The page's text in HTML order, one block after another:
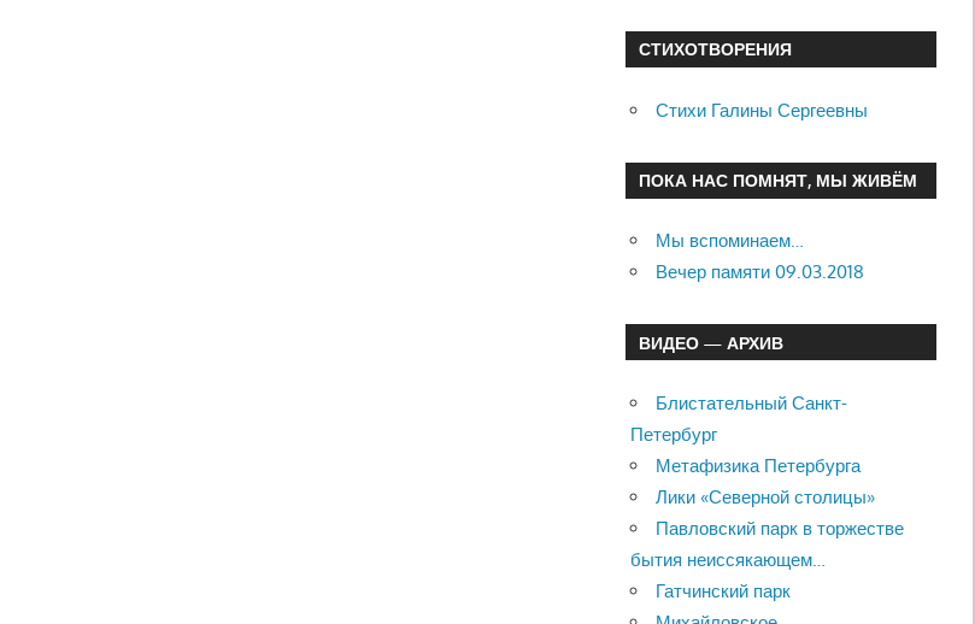
СТИХОТВОРЕНИЯ
Стихи Галины Сергеевны
ПОКА НАС ПОМНЯТ, МЫ ЖИВЁМ
Мы вспоминаем…
Вечер памяти 09.03.2018
ВИДЕО — АРХИВ
Блистательный Санкт-
Петербург
Метафизика Петербурга
Лики «Северной столицы»
Павловский парк в торжестве
бытия неиссякающем…
Гатчинский парк